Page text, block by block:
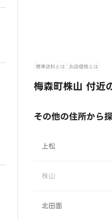
標準送料とは お店価格とは
梅森町株山 付近
その他の住所から
上松
株山
北田面